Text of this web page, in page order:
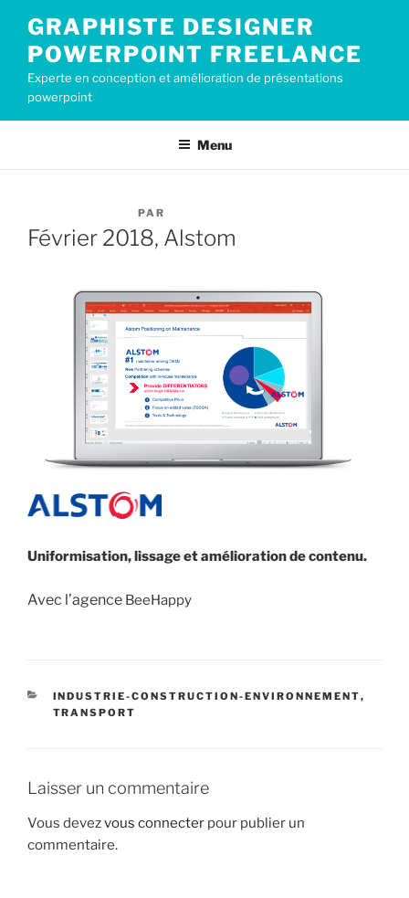
contenu
principal
GRAPHISTE DESIGNER
POWERPOINT FREELANCE
Experte en conception et amélioration de présentations
powerpoint
Menu
LE
PAR
Février 2018, Alstom
Uniformisation, lissage et amélioration de contenu.
Avec l’agence BeeHappy
CATÉGORIES
INDUSTRIE-CONSTRUCTION-ENVIRONNEMENT,
TRANSPORT
Laisser un commentaire
Vous devezvous connecter pour publier un
commentaire.